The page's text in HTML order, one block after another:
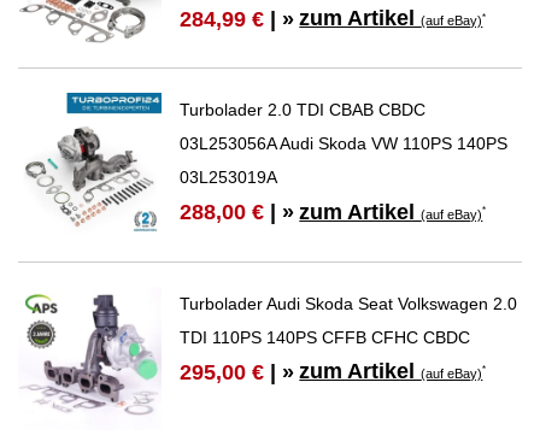
284,99 € | » zum Artikel(auf eBay)*
Turbolader 2.0 TDI CBAB CBDC
03L253056A Audi Skoda VW 110PS 140PS
03L253019A
288,00 € | » zum Artikel(auf eBay)*
Turbolader Audi Skoda Seat Volkswagen 2.0
TDI 110PS 140PS CFFB CFHC CBDC
295,00 € | » zum Artikel(auf eBay)*